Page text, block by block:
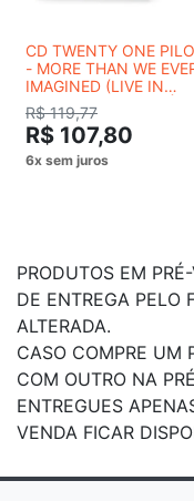
CD TWENTY ONE
- MORE THAN WE
IMAGINED (LIVE IN
MEXICO CITY) - PRÉ-
VENDA ENVIO 28/08/
R$ 119,77
R$ 107,80
PRODUTOS EM
DE ENTREGA PELO
ALTERADA.
CASO COMPRE UM
COM OUTRO NA
ENTREGUES
VENDA FICAR